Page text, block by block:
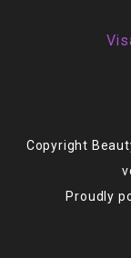
Copyright
Proudly